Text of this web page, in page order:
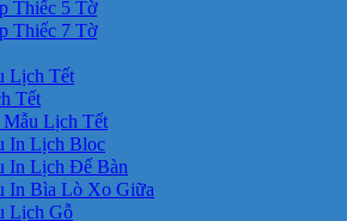
Thiếc 5 Tờ
Thiếc 7 Tờ
Lịch Tết
Tết
Lịch Tết
In Lịch Bloc
In Lịch Để Bàn
In Bìa Lò Xo Giữa
Lịch Gỗ